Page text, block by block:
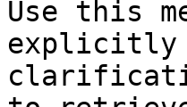
Use this
explicitly